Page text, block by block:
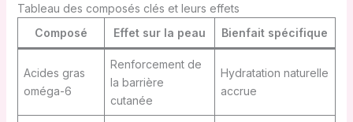
Tableau des composés clés et leurs effets
Composé
Effet sur la peau Bienfait spécifique
Acides gras
oméga-6
Renforcement de
la barrière
cutanée
Hydratation naturelle
accrue